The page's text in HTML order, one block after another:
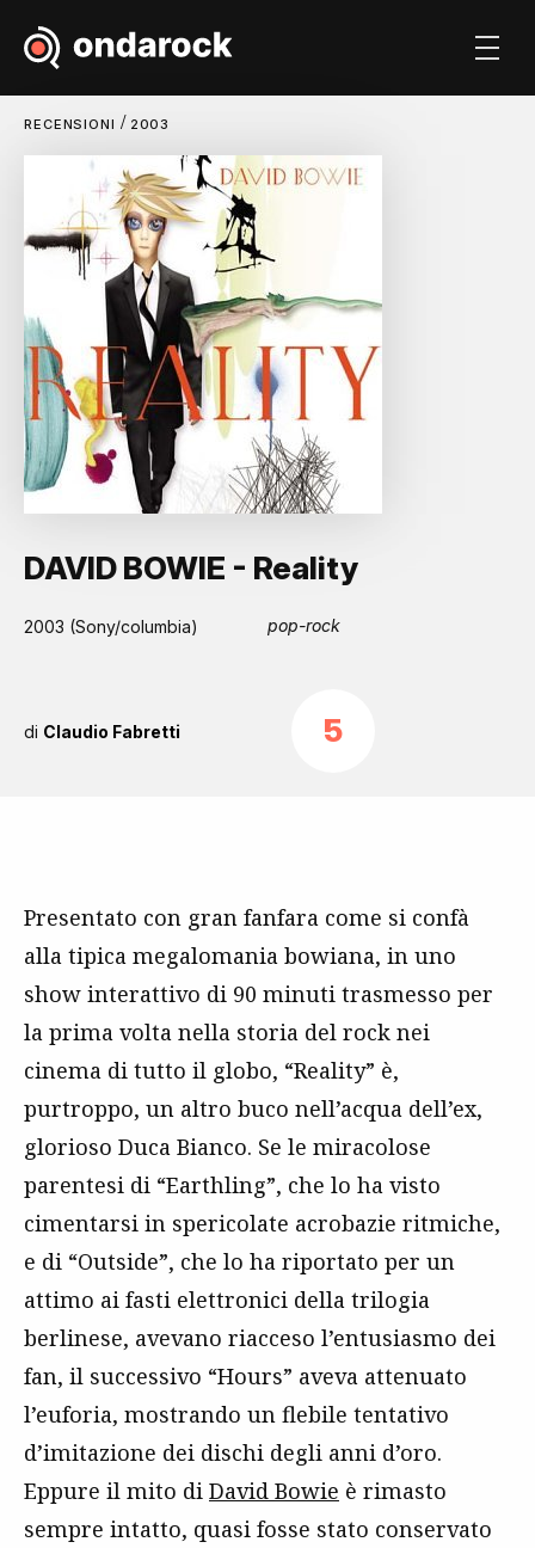
RECENSIONI / 2003
DAVID BOWIE - Reality
2003 (Sony/columbia) pop-rock
di Claudio Fabretti 5
Presentato con gran fanfara come si confà
alla tipica megalomania bowiana, in uno
show interattivo di 90 minuti trasmesso per
la prima volta nella storia del rock nei
cinema di tutto il globo, “Reality” è,
purtroppo, un altro buco nell’acqua dell’ex,
glorioso Duca Bianco. Se le miracolose
parentesi di “Earthling”, che lo ha visto
cimentarsi in spericolate acrobazie ritmiche,
e di “Outside”, che lo ha riportato per un
attimo ai fasti elettronici della trilogia
berlinese, avevano riacceso l’entusiasmo dei
fan, il successivo “Hours” aveva attenuato
l’euforia, mostrando un flebile tentativo
d’imitazione dei dischi degli anni d’oro.
Eppure il mito di David Bowie è rimasto
sempre intatto, quasi fosse stato conservato